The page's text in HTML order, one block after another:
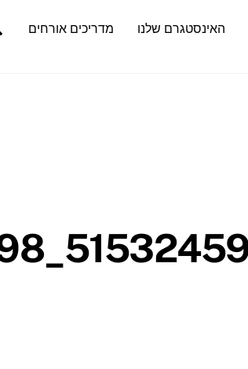
האינסטגרם שלנו מדריכים אורחים